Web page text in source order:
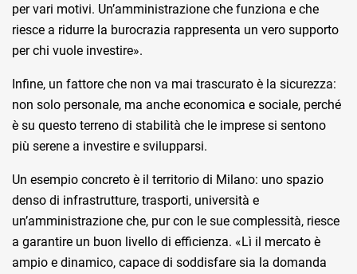
per vari motivi. Un’amministrazione che funziona e che
riesce a ridurre la burocrazia rappresenta un vero supporto
per chi vuole investire».
Infine, un fattore che non va mai trascurato è la sicurezza:
non solo personale, ma anche economica e sociale, perché
è su questo terreno di stabilità che le imprese si sentono
più serene a investire e svilupparsi.
Un esempio concreto è il territorio di Milano: uno spazio
denso di infrastrutture, trasporti, università e
un’amministrazione che, pur con le sue complessità, riesce
a garantire un buon livello di efficienza. «Lì il mercato è
ampio e dinamico, capace di soddisfare sia la domanda